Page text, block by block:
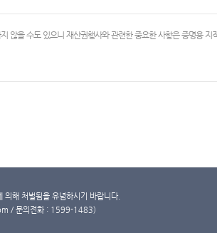
않을 수도 있으니 재산권행사와 관련한 중요한 사항은 증명용
해 처벌됨을 유념하시기 바랍니다.
/ 문의전화 : 1599-1483)